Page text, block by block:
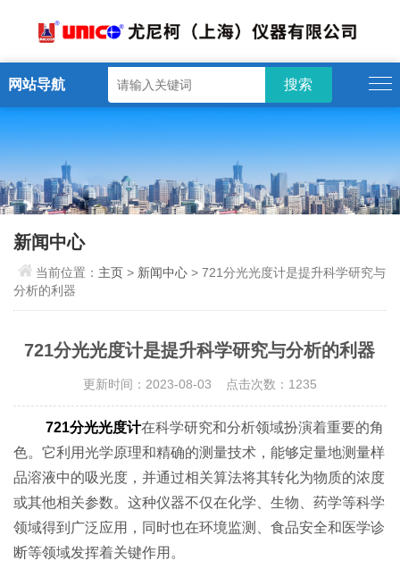
网站导航
新闻中心
当前位置： 主页 > 新闻中心 > 721分光光度计是提升科学研究与
分析的利器
721分光光度计是提升科学研究与分析的利器
更新时间：2023-08-03 点击次数：1235
721分光光度计在科学研究和分析领域扮演着重要的角
色。它利用光学原理和精确的测量技术，能够定量地测量样
品溶液中的吸光度，并通过相关算法将其转化为物质的浓度
或其他相关参数。这种仪器不仅在化学、生物、药学等科学
领域得到广泛应用，同时也在环境监测、食品安全和医学诊
断等领域发挥着关键作用。